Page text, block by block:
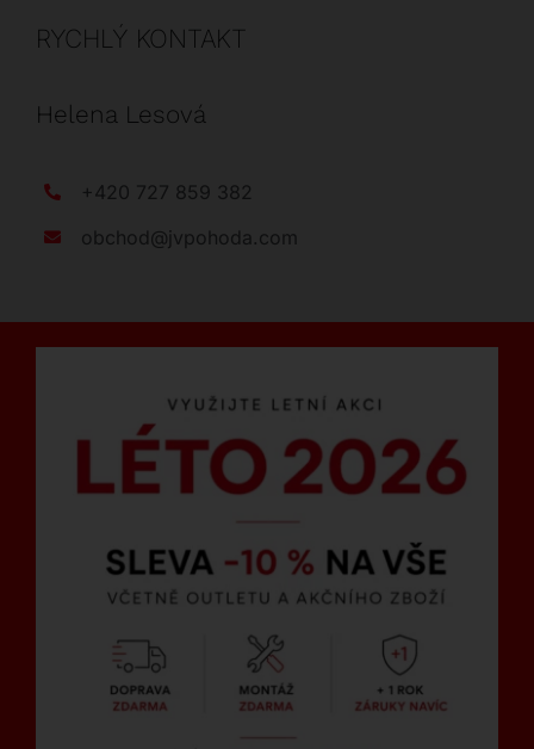
RYCHLÝ KONTAKT
Helena Lesová
+420 727 859 382
obchod@jvpohoda.com